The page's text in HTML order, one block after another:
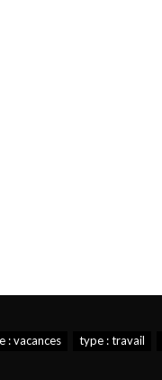
: vacances type : travail